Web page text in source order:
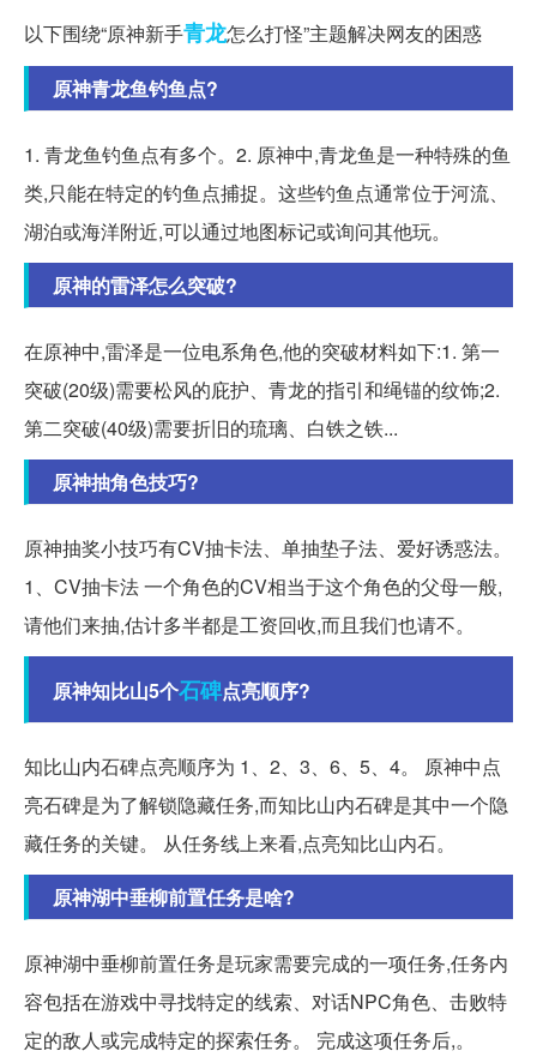
以下围绕“原神新手青龙怎么打怪”主题解决网友的困惑
原神青龙鱼钓鱼点?
1. 青龙鱼钓鱼点有多个。2. 原神中,青龙鱼是一种特殊的鱼
类,只能在特定的钓鱼点捕捉。这些钓鱼点通常位于河流、
湖泊或海洋附近,可以通过地图标记或询问其他玩。
原神的雷泽怎么突破?
在原神中,雷泽是一位电系角色,他的突破材料如下:1. 第一
突破(20级)需要松风的庇护、青龙的指引和绳锚的纹饰;2.
第二突破(40级)需要折旧的琉璃、白铁之铁...
原神抽角色技巧?
原神抽奖小技巧有CV抽卡法、单抽垫子法、爱好诱惑法。
1、CV抽卡法 一个角色的CV相当于这个角色的父母一般,
请他们来抽,估计多半都是工资回收,而且我们也请不。
原神知比山5个石碑点亮顺序?
知比山内石碑点亮顺序为 1、2、3、6、5、4。 原神中点
亮石碑是为了解锁隐藏任务,而知比山内石碑是其中一个隐
藏任务的关键。 从任务线上来看,点亮知比山内石。
原神湖中垂柳前置任务是啥?
原神湖中垂柳前置任务是玩家需要完成的一项任务,任务内
容包括在游戏中寻找特定的线索、对话NPC角色、击败特
定的敌人或完成特定的探索任务。 完成这项任务后,。